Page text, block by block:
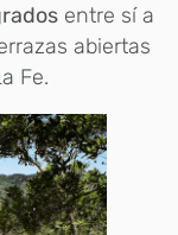
entre sí a
abiertas
Fe.